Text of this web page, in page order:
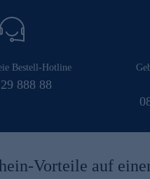
Bestell-Hotline
888 88
Vorteile auf